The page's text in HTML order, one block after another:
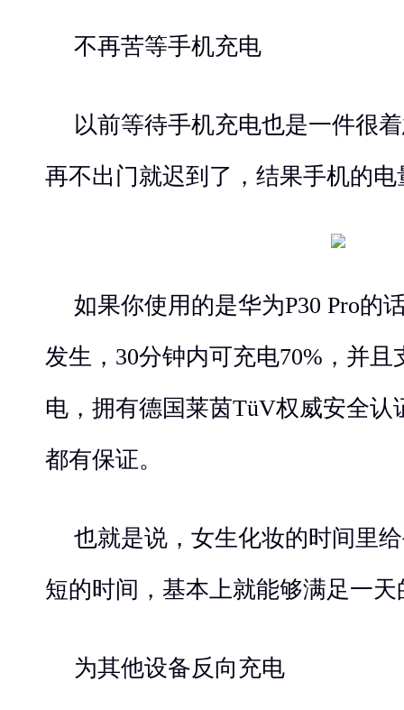
不再苦等手机充电
以前等待手机充电也是一件很
再不出门就迟到了，结果手机的
如果你使用的是华为P30 Pro的
发生，30分钟内可充电70%，并
电，拥有德国莱茵TüV权威安全认
都有保证。
也就是说，女生化妆的时间里
短的时间，基本上就能够满足一
为其他设备反向充电